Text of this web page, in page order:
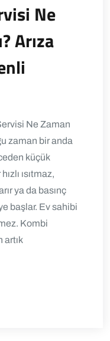
Ne
Arıza
Ne Zaman
zaman bir anda
küçük
ısıtmaz,
ya da basınç
başlar. Ev sahibi
Kombi
artık